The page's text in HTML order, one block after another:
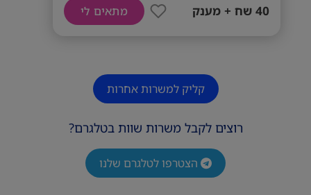
40 שח + מענק מתאים לי
קליק למשרות אחרות
רוצים לקבל משרות שוות בטלגרם?
הצטרפו לטלגרם שלנו